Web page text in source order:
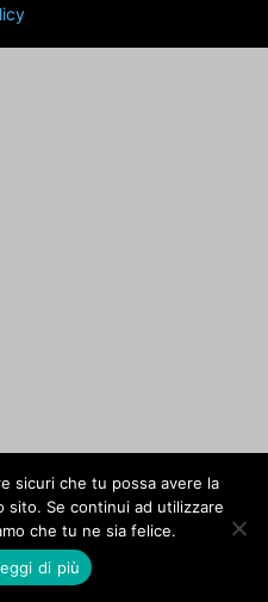
sicuri che tu possa avere la
sito. Se continui ad utilizzare
che tu ne sia felice.
di più